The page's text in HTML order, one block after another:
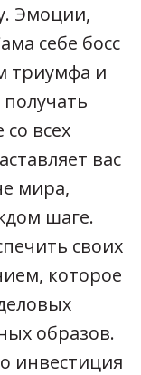
Эмоции,
себе босс
триумфа и
всех
вас
мира,
шаге.
своих
которое
образов.
инвестиция